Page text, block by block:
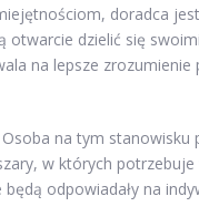
doradca
dzielić się
na lepsze
na tym stanowisku
w których
odpowiadały na